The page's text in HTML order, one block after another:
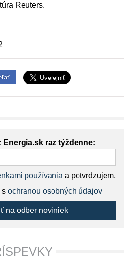
Reuters.
Energia.sk raz týždenne:
používania a potvrdzujem,
s ochranou osobných údajov
na odber noviniek